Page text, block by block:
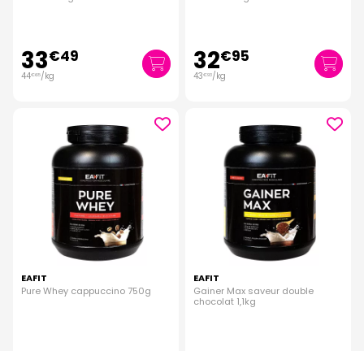
33€49
44€65/kg 32€95
43€93/kg
EAFIT
Pure Whey cappuccino 750g
EAFIT
Gainer Max saveur double
chocolat 1,1kg